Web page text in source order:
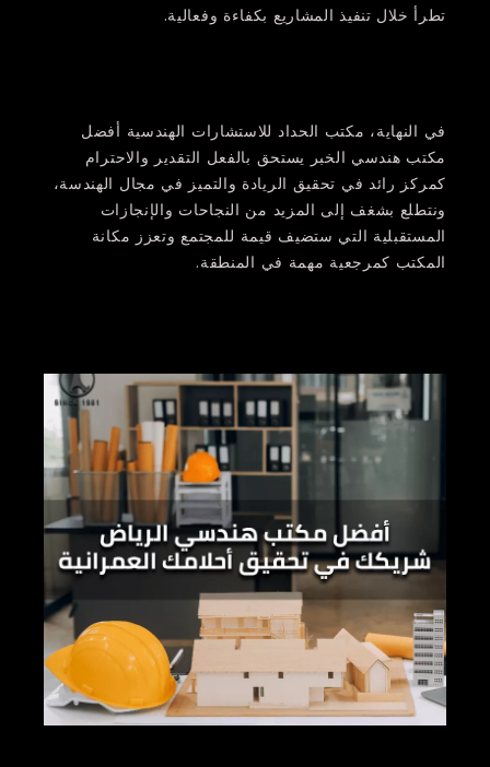
تطرأ خلال تنفيذ المشاريع بكفاءة وفعالية.
في النهاية، مكتب الحداد للاستشارات الهندسية أفضل
مكتب هندسي الخبر يستحق بالفعل التقدير والاحترام
كمركز رائد في تحقيق الريادة والتميز في مجال الهندسة،
ونتطلع بشغف إلى المزيد من النجاحات والإنجازات
المستقبلية التي ستضيف قيمة للمجتمع وتعزز مكانة
المكتب كمرجعية مهمة في المنطقة.